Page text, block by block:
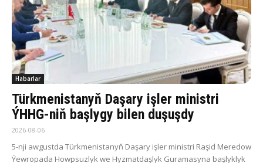
Habarlar
Türkmenistanyň Daşary işler ministri
ÝHHG-niň başlygy bilen duşuşdy
2026-08-06
5-nji awgustda Türkmenistanyň Daşary işler ministri Raşid Meredow
Ýewropada Howpsuzlyk we Hyzmatdaşlyk Guramasyna başlyklyk